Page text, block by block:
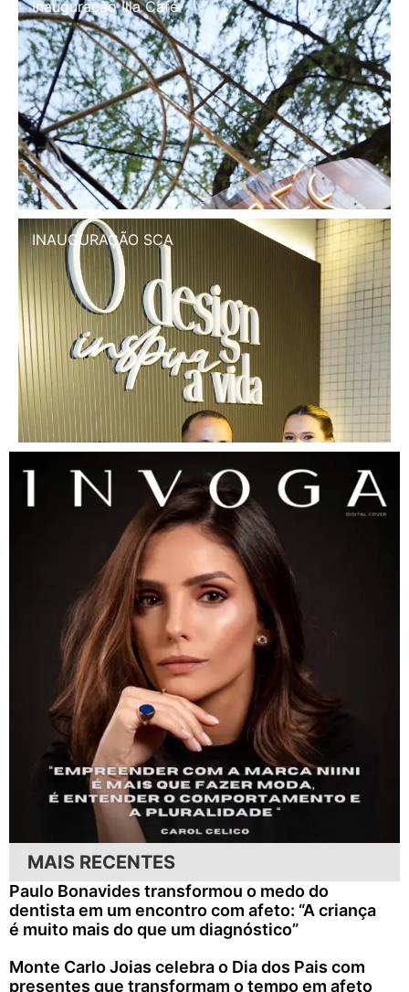
Inauguração Illa Café
INAUGURAÇÃO SCA
MAIS RECENTES
Paulo Bonavides transformou o medo do
dentista em um encontro com afeto: “A criança
é muito mais do que um diagnóstico”
Monte Carlo Joias celebra o Dia dos Pais com
presentes que transformam o tempo em afeto